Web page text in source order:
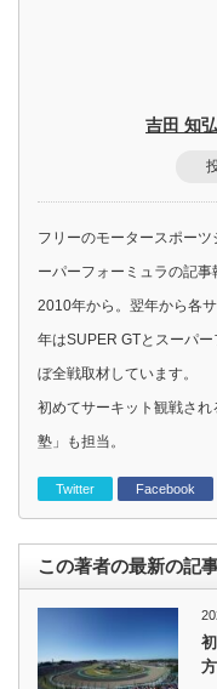
吉田 知
フリーのモータースポー
ーパーフォーミュラの記
2010年から。翌年から各
年はSUPER GTとスーパ
ぼ全戦取材しています。
初めてサーキット観戦さ
塾」も担当。
Twitter Facebook
この著者の最新の記